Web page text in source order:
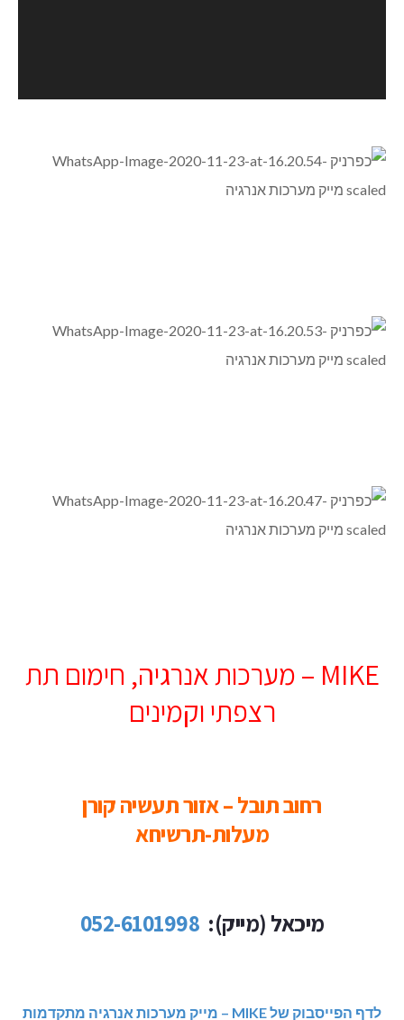
MIKE – מערכות אנרגיה, חימום תת
רצפתי וקמינים
רחוב תובל – אזור תעשיה קורן
מעלות-תרשיחא
מיכאל (מייק): 052-6101998
לדף הפייסבוק של MIKE – מייק מערכות אנרגיה מתקדמות